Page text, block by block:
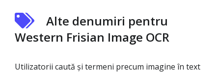
Alte denumiri pentru
Western Frisian Image OCR
Utilizatorii caută și termeni precum imagine în text